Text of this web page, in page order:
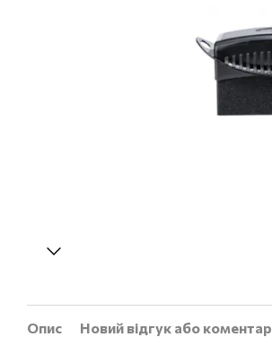
Опис Новий відгук або коментар